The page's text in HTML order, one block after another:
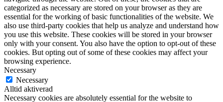
categorized as necessary are stored on your browser as they are
essential for the working of basic functionalities of the website. We
also use third-party cookies that help us analyze and understand how
you use this website. These cookies will be stored in your browser
only with your consent. You also have the option to opt-out of these
cookies. But opting out of some of these cookies may affect your
browsing experience.
Necessary
Necessary
Alltid aktiverad
Necessary cookies are absolutely essential for the website to